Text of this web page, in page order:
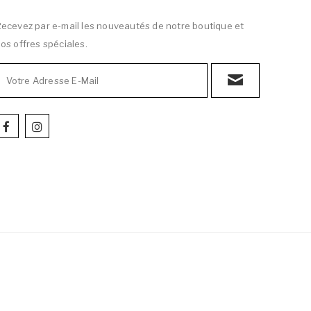
par e-mail les nouveautés de notre boutique et
offres spéciales.